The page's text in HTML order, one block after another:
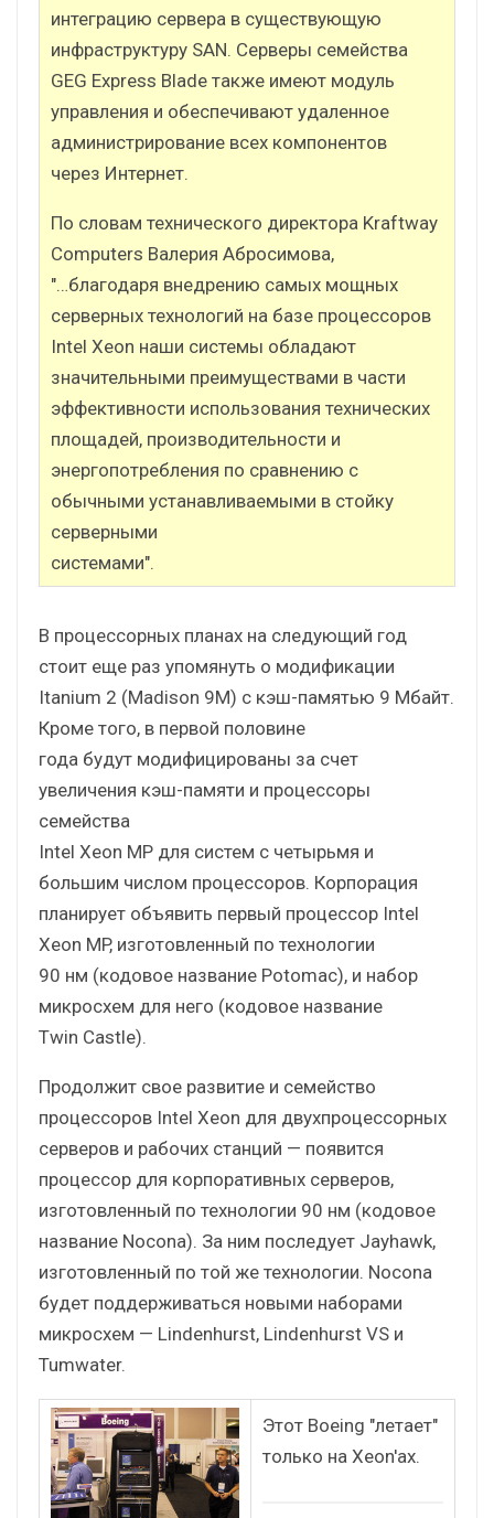
интеграцию сервера в существующую
инфраструктуру SAN. Серверы семейства
GEG Express Blade также имеют модуль
управления и обеспечивают удаленное
администрирование всех компонентов
через Интернет.
По словам технического директора Kraftway
Computers Валерия Абросимова,
"…благодаря внедрению самых мощных
серверных технологий на базе процессоров
Intel Xeon наши системы обладают
значительными преимуществами в части
эффективности использования технических
площадей, производительности и
энергопотребления по сравнению с
обычными устанавливаемыми в стойку
серверными
системами".
В процессорных планах на следующий год
стоит еще раз упомянуть о модификации
Itanium 2 (Madison 9M) с кэш-памятью 9 Мбайт.
Кроме того, в первой половине
года будут модифицированы за счет
увеличения кэш-памяти и процессоры
семейства
Intel Xeon MP для систем с четырьмя и
большим числом процессоров. Корпорация
планирует объявить первый процессор Intel
Xeon MP, изготовленный по технологии
90 нм (кодовое название Potomac), и набор
микросхем для него (кодовое название
Twin Castle).
Продолжит свое развитие и семейство
процессоров Intel Xeon для двухпроцессорных
серверов и рабочих станций — появится
процессор для корпоративных серверов,
изготовленный по технологии 90 нм (кодовое
название Nocona). За ним последует Jayhawk,
изготовленный по той же технологии. Nocona
будет поддерживаться новыми наборами
микросхем — Lindenhurst, Lindenhurst VS и
Tumwater.
Этот Boeing "летает"
только на Xeon'ах.